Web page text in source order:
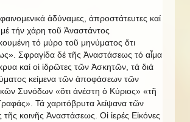
ἀδύναμες, ἀπροστάτευτες καί
μέ τήν χάρη τοῦ Ἀναστάντος
τό μύρο τοῦ μηνύματος ὅτι
Σφραγίδα δέ τῆς Ἀναστάσεως τό αἷμα
καί οἱ ἱδρῶτες τῶν Ἀσκητῶν, τά διά
κείμενα τῶν ἀποφάσεων τῶν
Συνόδων «ὅτι ἀνέστη ὁ Κύριος» «τῆ
Τά χαριτόβρυτα λείψανα τῶν
κοινῆς Ἀναστάσεως. Οἱ ἱερές Εἰκόνες